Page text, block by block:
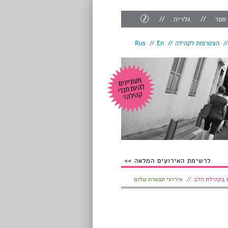
ספר גלריה
צור
קשר
הצטרפות לקהילה En
Rus
לרשימת האירועים המלאה
בקהילת הלב אירועי תפארת שלום